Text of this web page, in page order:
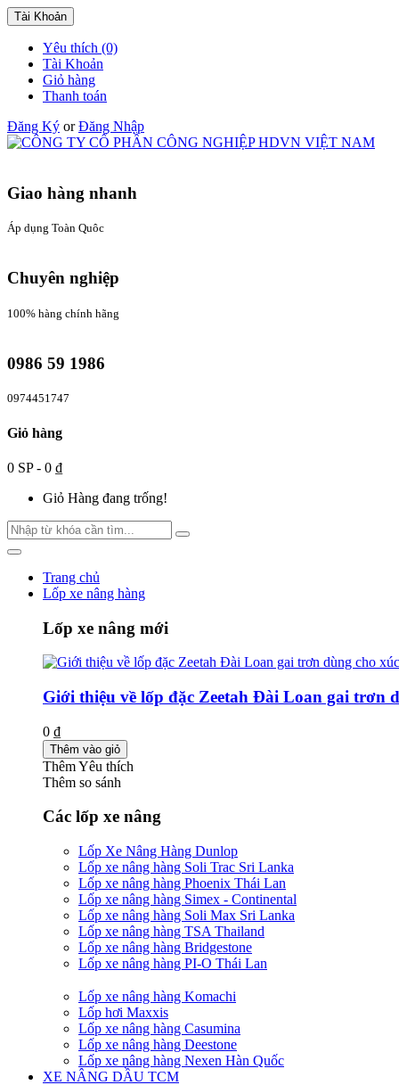
Tài Khoản
Yêu thích (0)
Tài Khoản
Giỏ hàng
Thanh toán
Đăng Ký orĐăng Nhập
Giao hàng nhanh
Áp dụng Toàn Quôc
Chuyên nghiệp
100% hàng chính hãng
0986 59 1986
0974451747
Giỏ hàng
0 SP - 0 ₫
Giỏ Hàng đang trống!
Trang chủ
Lốp xe nâng hàng
Lốp xe nâng mới
Giới thiệu về lốp đặc Zeetah Đài Loan gai trơn
0 ₫
Thêm vào giỏ
Thêm Yêu thích
Thêm so sánh
Các lốp xe nâng
Lốp Xe Nâng Hàng Dunlop
Lốp xe nâng hàng Soli Trac Sri Lanka
Lốp xe nâng hàng Phoenix Thái Lan
Lốp xe nâng hàng Simex - Continental
Lốp xe nâng hàng Soli Max Sri Lanka
Lốp xe nâng hàng TSA Thailand
Lốp xe nâng hàng Bridgestone
Lốp xe nâng hàng PI-O Thái Lan
Lốp xe nâng hàng Komachi
Lốp hơi Maxxis
Lốp xe nâng hàng Casumina
Lốp xe nâng hàng Deestone
Lốp xe nâng hàng Nexen Hàn Quốc
XE NÂNG DẦU TCM